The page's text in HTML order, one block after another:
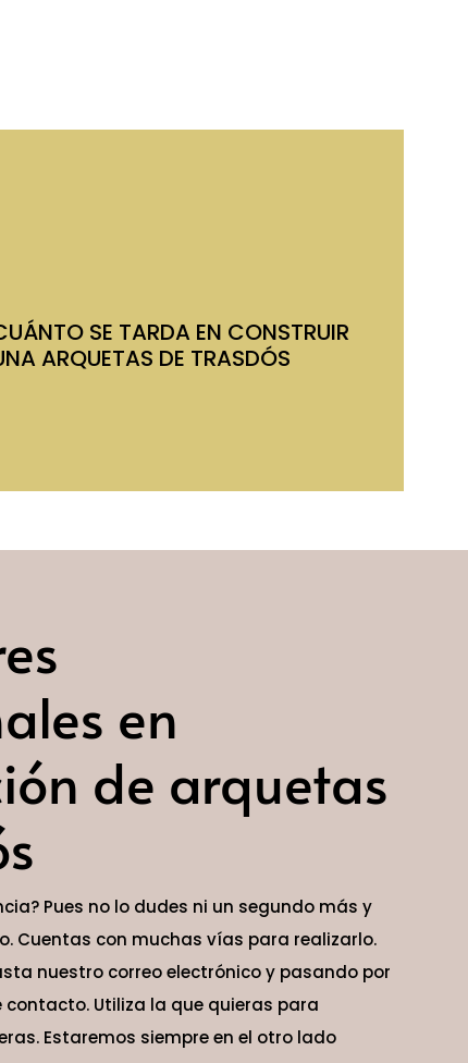
SE TARDA EN CONSTRUIR
ARQUETAS DE TRASDÓS
en
de arquetas
Pues no lo dudes ni un segundo más y
Cuentas con muchas vías para realizarlo.
nuestro correo electrónico y pasando por
Utiliza la que quieras para
Estaremos siempre en el otro lado